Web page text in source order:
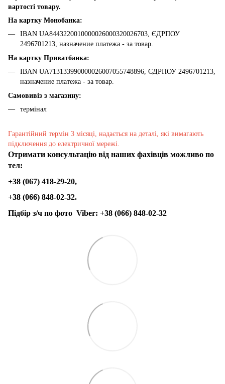
вартості товару.
На картку Монобанка:
IBAN UA8443220010000026000320026703, ЄДРПОУ
2496701213, назначение платежа - за товар.
На картку Приватбанка:
IBAN UA713133990000026007055748896, ЄДРПОУ 2496701213,
назначение платежа - за товар.
Самовивіз з магазину:
термінал
Гарантійний термін 3 місяці, надається на деталі, які вимагають
підключення до електричної мережі.
Отримати консультацію від наших фахівців можливо по
тел:
+38 (067) 418-29-20,
+38 (066) 848-02-32.
Підбір з/ч по фото Viber: +38 (066) 848-02-32